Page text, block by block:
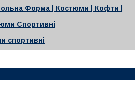
Форма | Костюми | Кофти |
Спортивні
спортивні